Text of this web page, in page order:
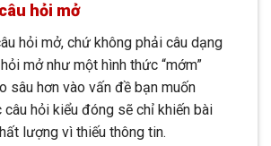
hỏi mở
hỏi mở, chứ không phải câu dạng
mở như một hình thức “mớm”
sâu hơn vào vấn đề bạn muốn
câu hỏi kiểu đóng sẽ chỉ khiến bài
lượng vì thiếu thông tin.